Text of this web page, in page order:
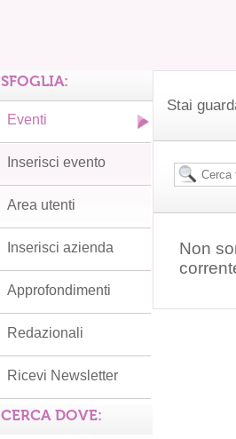
Stai
Non
SFOGLIA:
Eventi
Inserisci evento
Area utenti
Inserisci azienda
Approfondimenti
Redazionali
Ricevi Newsletter
CERCA DOVE: